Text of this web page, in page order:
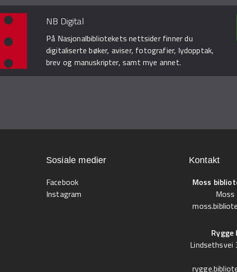
NB Digital
På Nasjonalbibliotekets nettsider finner du
digitaliserte bøker, aviser, fotografier, lydopptak,
brev og manuskripter, samt mye annet.
Sosiale medier
Facebook
Instagram
Kontakt
Moss